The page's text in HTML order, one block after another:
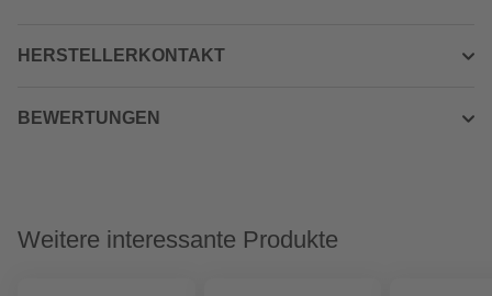
HERSTELLERKONTAKT
BEWERTUNGEN
Weitere interessante Produkte